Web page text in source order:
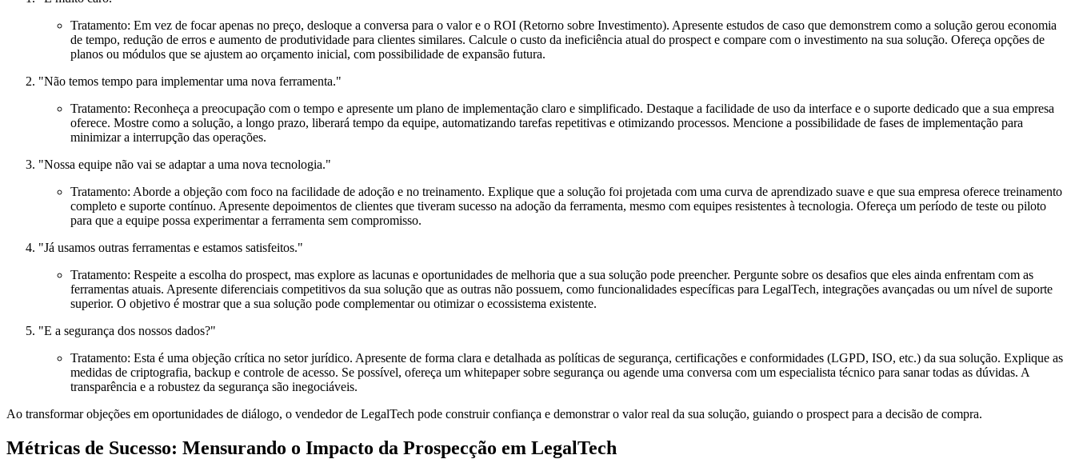
Tratamento: Em vez de focar apenas no preço, desloque a conversa para o valor e o ROI (Retorno sobre Investimento). Apresente estudos de caso que demonstrem como a solução gerou economia
de tempo, redução de erros e aumento de produtividade para clientes similares. Calcule o custo da ineficiência atual do prospect e compare com o investimento na sua solução. Ofereça opções de
planos ou módulos que se ajustem ao orçamento inicial, com possibilidade de expansão futura.
"Não temos tempo para implementar uma nova ferramenta."
Tratamento: Reconheça a preocupação com o tempo e apresente um plano de implementação claro e simplificado. Destaque a facilidade de uso da interface e o suporte dedicado que a sua empresa
oferece. Mostre como a solução, a longo prazo, liberará tempo da equipe, automatizando tarefas repetitivas e otimizando processos. Mencione a possibilidade de fases de implementação para
minimizar a interrupção das operações.
"Nossa equipe não vai se adaptar a uma nova tecnologia."
Tratamento: Aborde a objeção com foco na facilidade de adoção e no treinamento. Explique que a solução foi projetada com uma curva de aprendizado suave e que sua empresa oferece treinamento
completo e suporte contínuo. Apresente depoimentos de clientes que tiveram sucesso na adoção da ferramenta, mesmo com equipes resistentes à tecnologia. Ofereça um período de teste ou piloto
para que a equipe possa experimentar a ferramenta sem compromisso.
"Já usamos outras ferramentas e estamos satisfeitos."
Tratamento: Respeite a escolha do prospect, mas explore as lacunas e oportunidades de melhoria que a sua solução pode preencher. Pergunte sobre os desafios que eles ainda enfrentam com as
ferramentas atuais. Apresente diferenciais competitivos da sua solução que as outras não possuem, como funcionalidades específicas para LegalTech, integrações avançadas ou um nível de suporte
superior. O objetivo é mostrar que a sua solução pode complementar ou otimizar o ecossistema existente.
"E a segurança dos nossos dados?"
Tratamento: Esta é uma objeção crítica no setor jurídico. Apresente de forma clara e detalhada as políticas de segurança, certificações e conformidades (LGPD, ISO, etc.) da sua solução. Explique as
medidas de criptografia, backup e controle de acesso. Se possível, ofereça um whitepaper sobre segurança ou agende uma conversa com um especialista técnico para sanar todas as dúvidas. A
transparência e a robustez da segurança são inegociáveis.
Ao transformar objeções em oportunidades de diálogo, o vendedor de LegalTech pode construir confiança e demonstrar o valor real da sua solução, guiando o prospect para a decisão de compra.
Métricas de Sucesso: Mensurando o Impacto da Prospecção em LegalTech